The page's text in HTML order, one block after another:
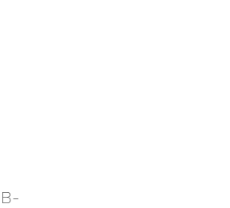
B-